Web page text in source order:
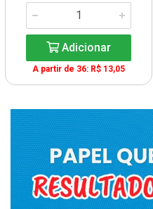
Adicionar
A partir de 36: R$ 13,05